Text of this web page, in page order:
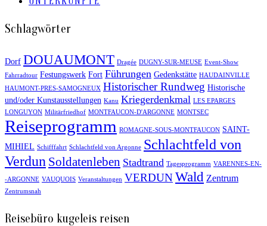
Schlagwörter
Dorf DOUAUMONT Dragée DUGNY-SUR-MEUSE Event-Show
Fahrradtour Festungswerk Fort Führungen Gedenkstätte HAUDAINVILLE
HAUMONT-PRES-SAMOGNEUX Historischer Rundweg Historische
und/oder Kunstausstellungen Kanu Kriegerdenkmal LES EPARGES
LONGUYON Militärfriedhof MONTFAUCON-D'ARGONNE MONTSEC
Reiseprogramm ROMAGNE-SOUS-MONTFAUCON SAINT-
MIHIEL Schifffahrt Schlachtfeld von Argonne Schlachtfeld von
Verdun Soldatenleben Stadtrand Tagesprogramm VARENNES-EN-
-ARGONNE VAUQUOIS Veranstaltungen VERDUNWald Zentrum
Zentrumsnah
Reisebüro kugeleis reisen